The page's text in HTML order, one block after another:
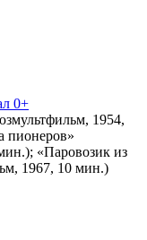
0+
1954,
пионеров»
«Паровозик из
1967, 10 мин.)